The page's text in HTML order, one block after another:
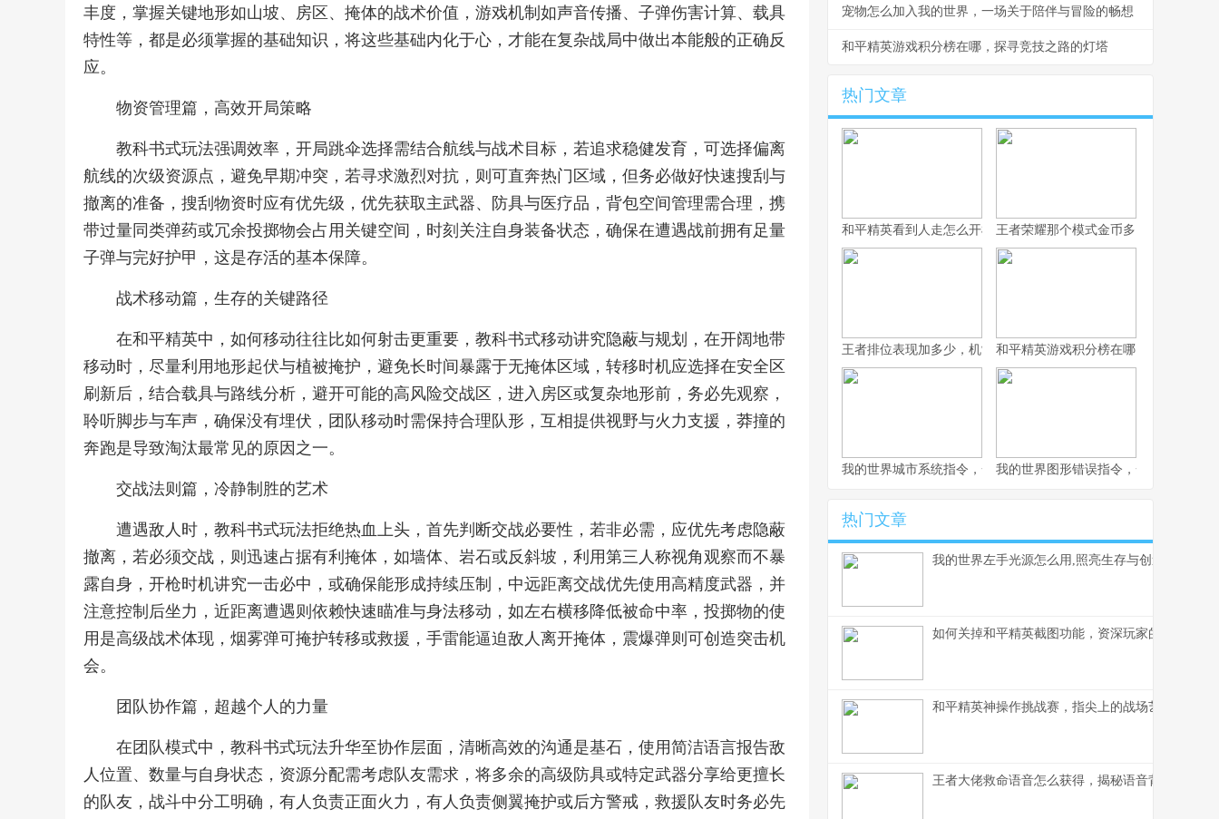
丰度，掌握关键地形如山坡、房区、掩体的战术价值，游戏机制如声音传播、子弹伤害计算、载具
特性等，都是必须掌握的基础知识，将这些基础内化于心，才能在复杂战局中做出本能般的正确反
应。
物资管理篇，高效开局策略
教科书式玩法强调效率，开局跳伞选择需结合航线与战术目标，若追求稳健发育，可选择偏离
航线的次级资源点，避免早期冲突，若寻求激烈对抗，则可直奔热门区域，但务必做好快速搜刮与
撤离的准备，搜刮物资时应有优先级，优先获取主武器、防具与医疗品，背包空间管理需合理，携
带过量同类弹药或冗余投掷物会占用关键空间，时刻关注自身装备状态，确保在遭遇战前拥有足量
子弹与完好护甲，这是存活的基本保障。
战术移动篇，生存的关键路径
在和平精英中，如何移动往往比如何射击更重要，教科书式移动讲究隐蔽与规划，在开阔地带
移动时，尽量利用地形起伏与植被掩护，避免长时间暴露于无掩体区域，转移时机应选择在安全区
刷新后，结合载具与路线分析，避开可能的高风险交战区，进入房区或复杂地形前，务必先观察，
聆听脚步与车声，确保没有埋伏，团队移动时需保持合理队形，互相提供视野与火力支援，莽撞的
奔跑是导致淘汰最常见的原因之一。
交战法则篇，冷静制胜的艺术
遭遇敌人时，教科书式玩法拒绝热血上头，首先判断交战必要性，若非必需，应优先考虑隐蔽
撤离，若必须交战，则迅速占据有利掩体，如墙体、岩石或反斜坡，利用第三人称视角观察而不暴
露自身，开枪时机讲究一击必中，或确保能形成持续压制，中远距离交战优先使用高精度武器，并
注意控制后坐力，近距离遭遇则依赖快速瞄准与身法移动，如左右横移降低被命中率，投掷物的使
用是高级战术体现，烟雾弹可掩护转移或救援，手雷能逼迫敌人离开掩体，震爆弹则可创造突击机
会。
团队协作篇，超越个人的力量
在团队模式中，教科书式玩法升华至协作层面，清晰高效的沟通是基石，使用简洁语言报告敌
人位置、数量与自身状态，资源分配需考虑队友需求，将多余的高级防具或特定武器分享给更擅长
的队友，战斗中分工明确，有人负责正面火力，有人负责侧翼掩护或后方警戒，救援队友时务必先
宠物怎么加入我的世界，一场关于陪伴与冒险的畅想
和平精英游戏积分榜在哪，探寻竞技之路的灯塔
热门文章
和平精英看到人走怎么开枪，冷静瞄准与节奏掌控的艺术，副标题
王者荣耀那个模式金币多，揭秘高效积
王者排位表现加多少，机制解析与实战心得和平精英游戏积分榜在哪，探寻竞技之
我的世界城市系统指令，一座虚拟城市的诞生与成长副标题
我的世界图形错误指令，一场意料之外
热门文章
我的世界左手光源怎么用,照亮生存与创造之路
如何关掉和平精英截图功能，资深玩家的操作心得
和平精英神操作挑战赛，指尖上的战场艺术
王者大佬救命语音怎么获得，揭秘语音背后的荣耀